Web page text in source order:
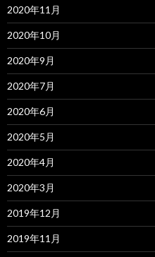
2020年11月
2020年10月
2020年9月
2020年7月
2020年6月
2020年5月
2020年4月
2020年3月
2019年12月
2019年11月